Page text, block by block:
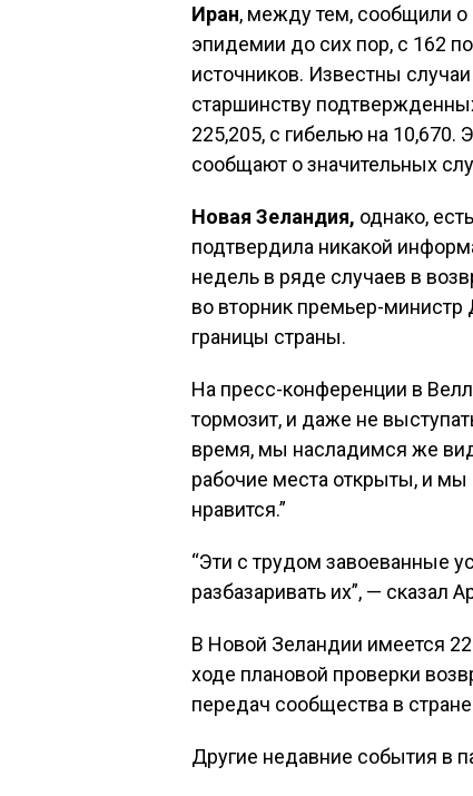
Иран, между тем, сообщили
эпидемии до сих пор, с 162
источников. Известны
старшинству
225,205, с гибелью на 10,670.
сообщают о значительных
Новая Зеландия, однако,
подтвердила никакой
недель в ряде случаев в
во вторник премьер-
границы страны.
На пресс-конференции в
тормозит, и даже не
время, мы насладимся же
рабочие места открыты, и
нравится.”
“Эти с трудом завоеванные
разбазаривать их”, — сказал
В Новой Зеландии имеется
ходе плановой проверки
передач сообщества в
Другие недавние события в